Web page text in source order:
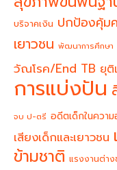
บริจาคเงิน ปกป้องคุ้ม
เยาวชน พัฒนาการศึกษา
วัณโรค/End TB ยุติ
การแบ่งปัน
จบ ป-ตรี อดีตเด็กในความ
เสียงเด็กและเยาวชน
ข้ามชาติ แรงงานต่าง